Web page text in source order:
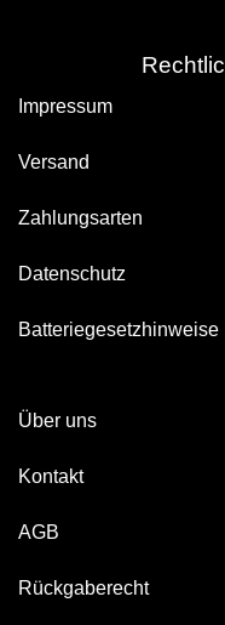
Impressum
Versand
Zahlungsarten
Datenschutz
Batteriegesetzhinweise
Über uns
Kontakt
AGB
Rückgaberecht